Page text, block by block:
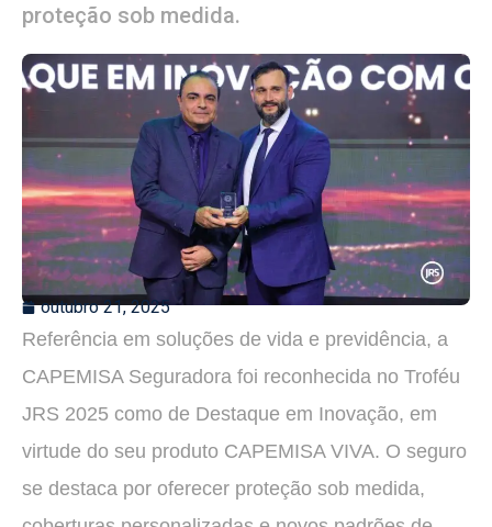
proteção sob medida.
outubro 21, 2025
Referência em soluções de vida e previdência, a
CAPEMISA Seguradora foi reconhecida no Troféu
JRS 2025 como de Destaque em Inovação, em
virtude do seu produto CAPEMISA VIVA. O seguro
se destaca por oferecer proteção sob medida,